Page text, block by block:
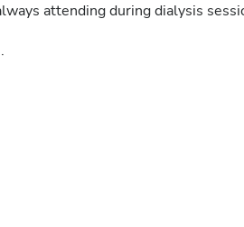
attending during dialysis